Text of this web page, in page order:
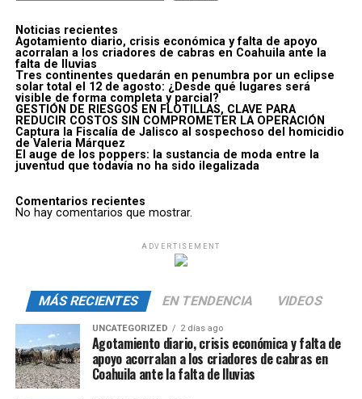
Noticias recientes
Agotamiento diario, crisis económica y falta de apoyo
acorralan a los criadores de cabras en Coahuila ante la
falta de lluvias
Tres continentes quedarán en penumbra por un eclipse
solar total el 12 de agosto: ¿Desde qué lugares será
visible de forma completa y parcial?
GESTIÓN DE RIESGOS EN FLOTILLAS, CLAVE PARA
REDUCIR COSTOS SIN COMPROMETER LA OPERACIÓN
Captura la Fiscalía de Jalisco al sospechoso del homicidio
de Valeria Márquez
El auge de los poppers: la sustancia de moda entre la
juventud que todavía no ha sido ilegalizada
Comentarios recientes
No hay comentarios que mostrar.
ADVERTISEMENT
MÁS RECIENTES EN TENDENCIA VIDEOS
UNCATEGORIZED 2 días ago
Agotamiento diario, crisis económica y falta de
apoyo acorralan a los criadores de cabras en
Coahuila ante la falta de lluvias